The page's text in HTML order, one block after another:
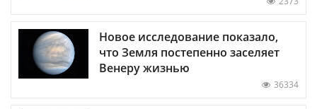
Новое исследование показало,
что Земля постепенно заселяет
Венеру жизнью
36334